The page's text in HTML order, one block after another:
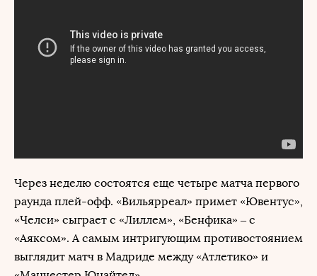
Через неделю состоятся еще четыре матча первого
раунда плей-офф. «Вильярреал» примет «Ювентус»,
«Челси» сыграет с «Лиллем», «Бенфика» – с
«Аяксом». А самым интригующим противостоянием
выглядит матч в Мадриде между «Атлетико» и